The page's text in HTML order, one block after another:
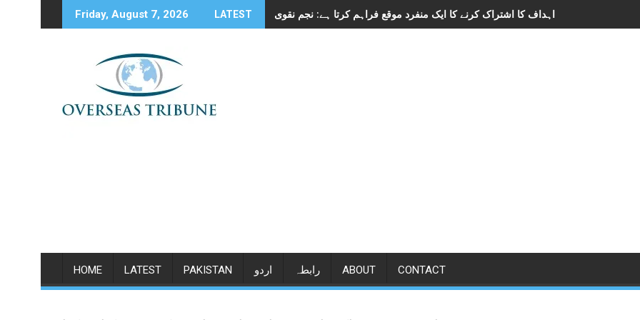
to
Friday, August 7, 2026 LATEST
HOME LATEST PAKISTAN اردو رابطہ ABOUT CONTACT